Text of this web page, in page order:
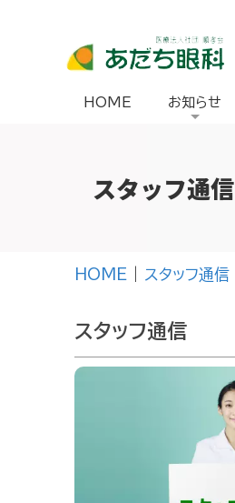
HOME お知らせ
スタッフ通信
HOME スタッフ通信
スタッフ通信